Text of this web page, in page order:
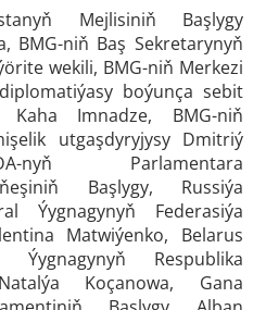
Mejlisiniň Başlygy
BMG-niň Baş Sekretarynyň
wekili, BMG-niň Merkezi
boýunça sebit
Kaha Imnadze, BMG-niň
utgaşdyryjysy Dmitriý
nyň Parlamentara
Başlygy, Russiýa
Ýygnagynyň Federasiýa
Matwiýenko, Belarus
Ýygnagynyň Respublika
Koçanowa, Gana